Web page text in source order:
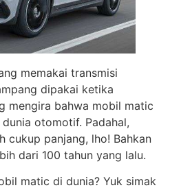
memakai transmisi
dipakai ketika
mengira bahwa mobil matic
otomotif. Padahal,
cukup panjang, lho! Bahkan
dari 100 tahun yang lalu.
matic di dunia? Yuk simak